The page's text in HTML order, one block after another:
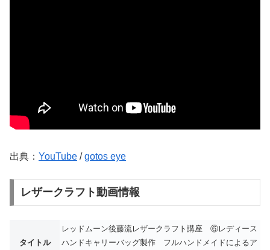
出典： YouTube /gotos eye
レザークラフト動画情報
タイトル
レッドムーン後藤流レザークラフト講座 ⑥レディース
ハンドキャリーバッグ製作 フルハンドメイドによるア